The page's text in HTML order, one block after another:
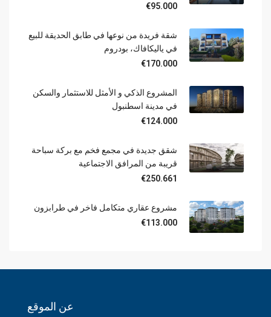
€95.000
شقة فريدة من نوعها في طابق الحديقة للبيع
في ياليكافاك، بودروم
€170.000
المشروع الذكي و الأمثل للاستثمار والسكن
في مدينة اسطنبول
€124.000
شقق جديدة في مجمع فخم مع بركة سباحة
قريبة من المرافق الاجتماعية
€250.661
مشروع عقاري متكامل فاخر في طرابزون
€113.000
عن الموقع